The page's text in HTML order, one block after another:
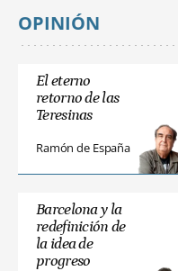
OPINIÓN
El eterno
retorno de las
Teresinas
Ramón de España
Barcelona y la
redefinición de
la idea de
progreso